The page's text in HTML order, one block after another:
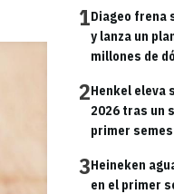
1Diageo frena
y lanza un
millones de
2Henkel eleva
2026 tras un
primer
3Heineken
en el primer